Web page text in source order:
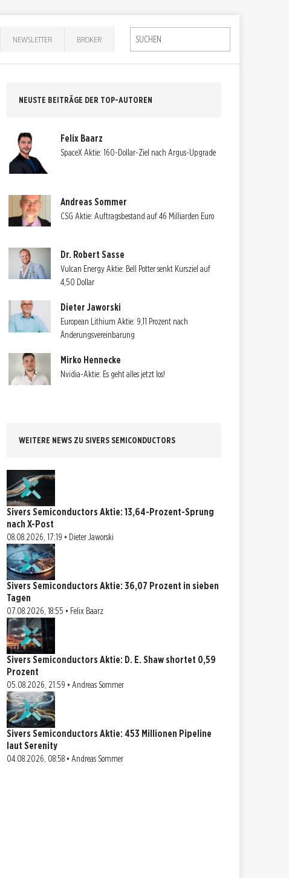
NEWSLETTER BROKER
NEUSTE BEITRÄGE DER TOP-AUTOREN
Felix Baarz
SpaceX Aktie: 160-Dollar-Ziel nach Argus-Upgrade
Andreas Sommer
CSG Aktie: Auftragsbestand auf 46 Milliarden Euro
Dr. Robert Sasse
Vulcan Energy Aktie: Bell Potter senkt Kursziel auf
4,50 Dollar
Dieter Jaworski
European Lithium Aktie: 9,11 Prozent nach
Änderungsvereinbarung
Mirko Hennecke
Nvidia-Aktie: Es geht alles jetzt los!
WEITERE NEWS ZU SIVERS SEMICONDUCTORS
Sivers Semiconductors Aktie: 13,64-Prozent-Sprung
nach X-Post
08.08.2026, 17:19 • Dieter Jaworski
Sivers Semiconductors Aktie: 36,07 Prozent in sieben
Tagen
07.08.2026, 18:55 • Felix Baarz
Sivers Semiconductors Aktie: D. E. Shaw shortet 0,59
Prozent
05.08.2026, 21:59 • Andreas Sommer
Sivers Semiconductors Aktie: 453 Millionen Pipeline
laut Serenity
04.08.2026, 08:58 • Andreas Sommer